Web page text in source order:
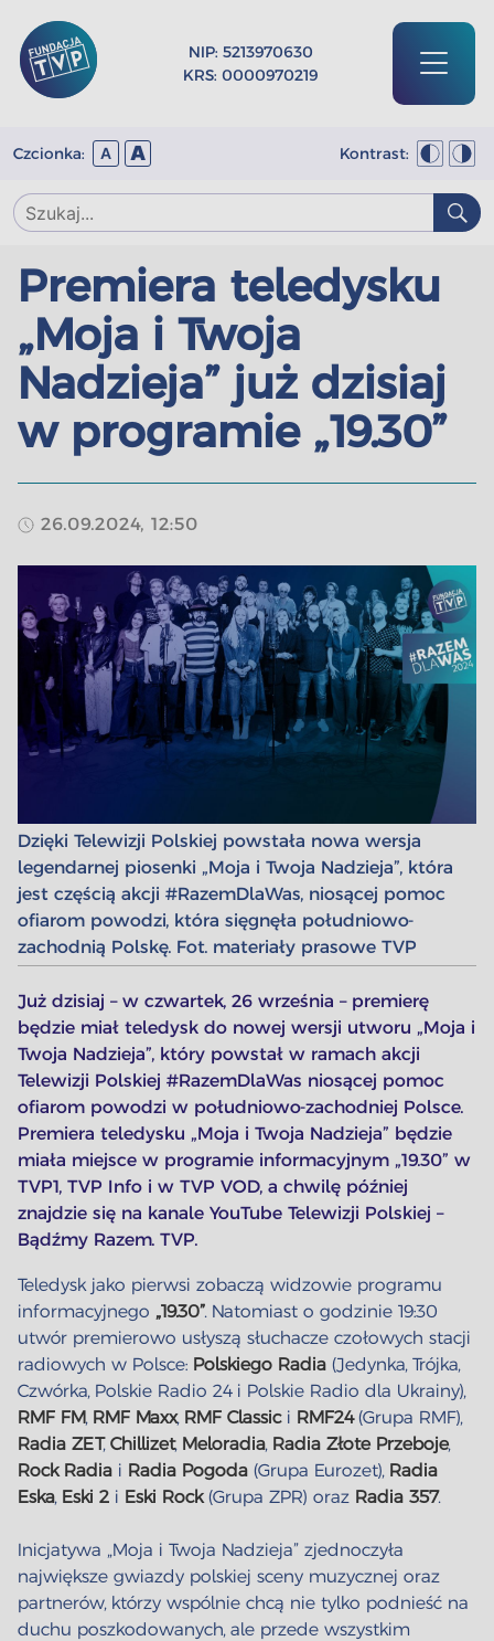
NIP: 5213970630
KRS: 0000970219
Czcionka: A A Kontrast:
Premiera teledysku
„Moja i Twoja
Nadzieja” już dzisiaj
w programie „19.30”
26.09.2024, 12:50
Dzięki Telewizji Polskiej powstała nowa wersja
legendarnej piosenki „Moja i Twoja Nadzieja”, która
jest częścią akcji #RazemDlaWas, niosącej pomoc
ofiarom powodzi, która sięgnęła południowo-
zachodnią Polskę. Fot. materiały prasowe TVP
Już dzisiaj – w czwartek, 26 września – premierę
będzie miał teledysk do nowej wersji utworu „Moja i
Twoja Nadzieja”, który powstał w ramach akcji
Telewizji Polskiej #RazemDlaWas niosącej pomoc
ofiarom powodzi w południowo-zachodniej Polsce.
Premiera teledysku „Moja i Twoja Nadzieja” będzie
miała miejsce w programie informacyjnym „19.30” w
TVP1, TVP Info i w TVP VOD, a chwilę później
znajdzie się na kanale YouTube Telewizji Polskiej –
Bądźmy Razem. TVP.
Teledysk jako pierwsi zobaczą widzowie programu
informacyjnego „19.30”. Natomiast o godzinie 19:30
utwór premierowo usłyszą słuchacze czołowych stacji
radiowych w Polsce: Polskiego Radia (Jedynka, Trójka,
Czwórka, Polskie Radio 24 i Polskie Radio dla Ukrainy),
RMF FM, RMF Maxx, RMF Classici RMF24(Grupa RMF),
Radia ZET, Chillizet, Meloradia, Radia Złote Przeboje,
Rock Radia i Radia Pogoda (Grupa Eurozet), Radia
Eska, Eski 2 i Eski Rock(Grupa ZPR) oraz Radia 357.
Inicjatywa „Moja i Twoja Nadzieja” zjednoczyła
największe gwiazdy polskiej sceny muzycznej oraz
partnerów, którzy wspólnie chcą nie tylko podnieść na
duchu poszkodowanych, ale przede wszystkim